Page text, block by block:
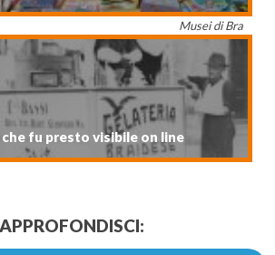
Musei di Bra
che fu presto visibile on line
APPROFONDISCI: